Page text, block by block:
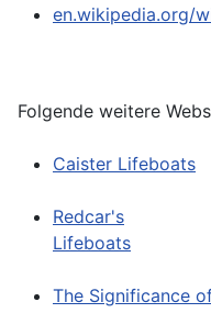
en.wikipedia.org/
Folgende weitere
Caister Lifeboats
Redcar's
Lifeboats
The Significance